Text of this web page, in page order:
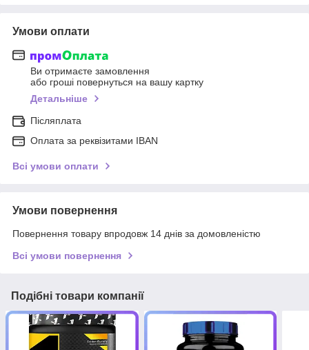
Умови оплати
Ви отримаєте замовлення
або гроші повернуться на вашу картку
Детальніше
Післяплата
Оплата за реквізитами IBAN
Всі умови оплати
Умови повернення
Повернення товару впродовж 14 днів за домовленістю
Всі умови повернення
Подібні товари компанії